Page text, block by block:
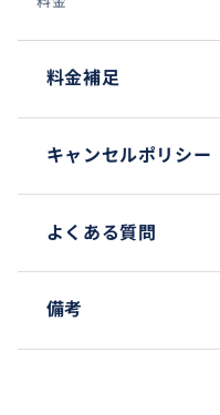
この施設は、午前（
イバン族、ビダユ族、
マレーの伝統衣装を纏
料金補足
キャンセルポリシー
よくある質問
備考